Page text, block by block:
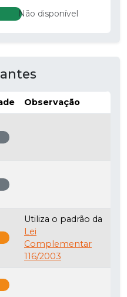
Não disponível
Observação
Utiliza o padrão da
Lei
Complementar
116/2003